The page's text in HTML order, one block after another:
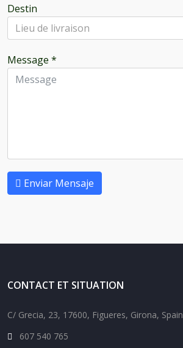
Destin
Message *
Enviar Mensaje
CONTACT ET SITUATION
C/ Grecia, 23, 17600, Figueres, Girona, Spain
607 540 765